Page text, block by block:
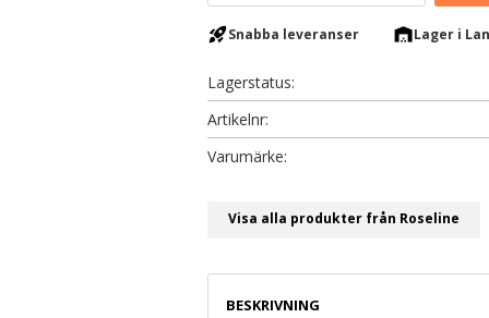
rocket_launchSnabba leveranser warehouseLager i
Lagerstatus
Artikelnr
Visa alla produkter från Roseline